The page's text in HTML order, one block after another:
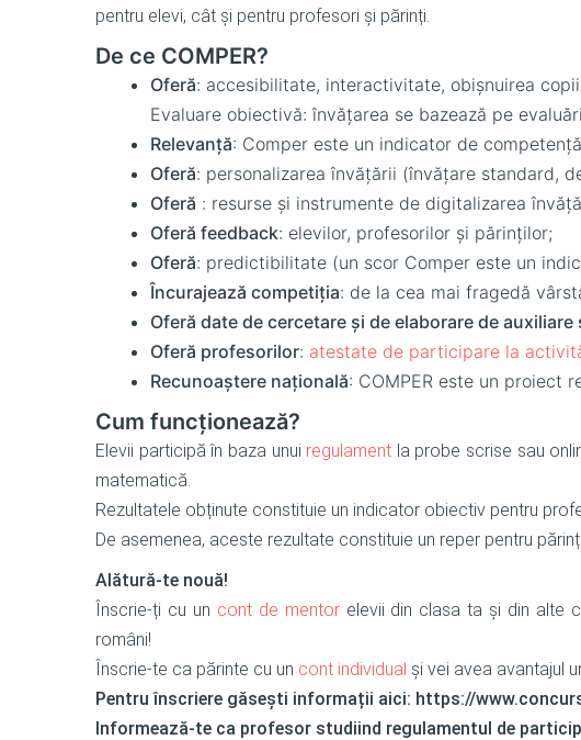
pentru elevi, cât și pentru profesori și părinți.
De ce COMPER?
Oferă: accesibilitate, interactivitate, obișnuirea
Evaluare obiectivă: învățarea se bazează pe
Relevanță: Comper este un indicator de
Oferă: personalizarea învățării (învățare standard,
Oferă : resurse și instrumente de digitalizarea
Oferă feedback: elevilor, profesorilor și părinților;
Oferă: predictibilitate (un scor Comper este un
Încurajează competiția: de la cea mai fragedă
Oferă date de cercetare și de elaborare de auxiliare
Oferă profesorilor: atestate de participare la
Recunoaștere națională: COMPER este un proiect
Cum funcționează?
Elevii participă în baza unui regulament la probe scrise sau
matematică.
Rezultatele obținute constituie un indicator obiectiv pentru
De asemenea, aceste rezultate constituie un reper pentru
Alătură-te nouă!
Înscrie-ți cu un cont de mentorelevii din clasa ta și din alte
români!
Înscrie-te ca părinte cu un cont individual și vei avea avantajul
Pentru înscriere găsești informații aici: https://
Informează-te ca profesor studiind regulamentul de